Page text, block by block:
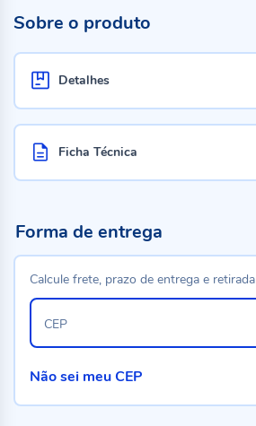
Sobre o produto
Detalhes
Ficha Técnica
Forma de entrega
Calcule frete, prazo de entrega e retirada
CEP
Não sei meu CEP